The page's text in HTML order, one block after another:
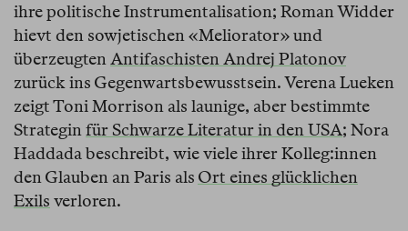
ihre politische Instrumentalisation; Roman Widder
hievt den sowjetischen «Meliorator» und
überzeugten Antifaschisten Andrej Platonov
zurück ins Gegenwartsbewusstsein. Verena Lueken
zeigt Toni Morrison als launige, aber bestimmte
Strategin für Schwarze Literatur in den USA; Nora
Haddada beschreibt, wie viele ihrer Kolleg:innen
den Glauben an Paris als Ort eines glücklichen
Exils verloren.